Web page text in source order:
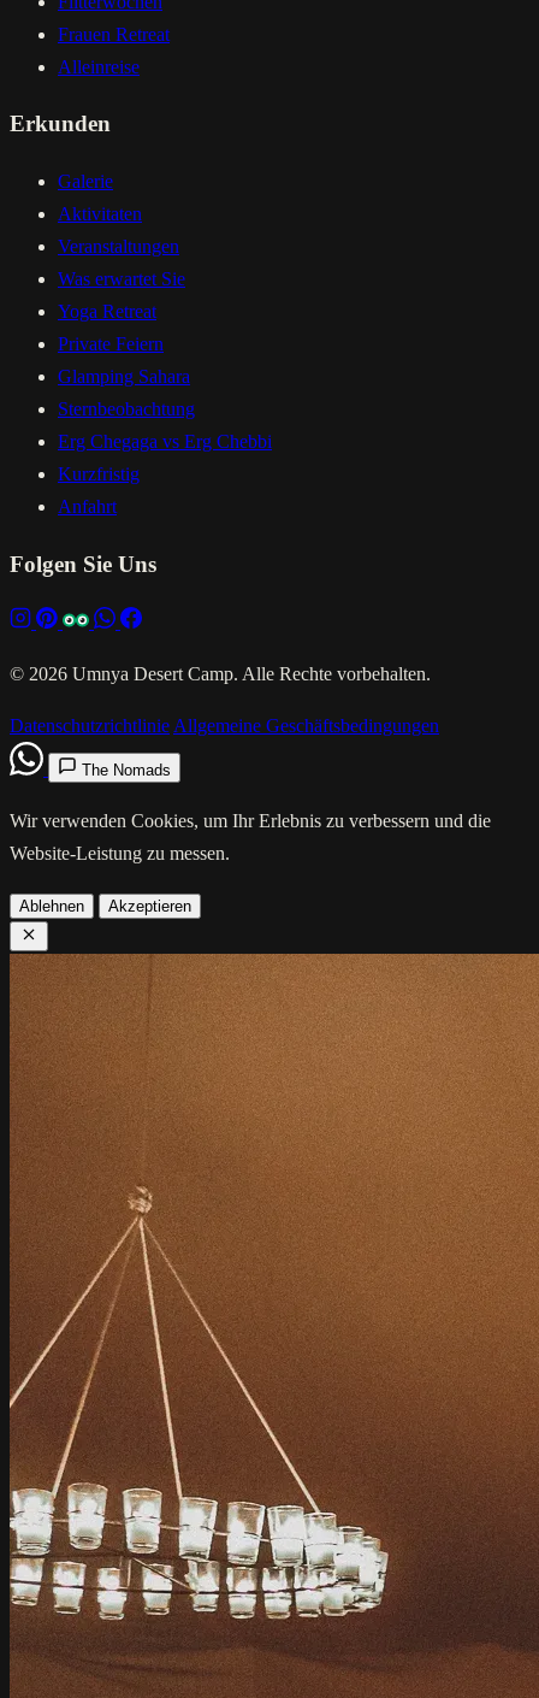
Frauen Retreat
Alleinreise
Erkunden
Galerie
Aktivitaten
Veranstaltungen
Was erwartet Sie
Yoga Retreat
Private Feiern
Glamping Sahara
Sternbeobachtung
Erg Chegaga vs Erg Chebbi
Kurzfristig
Anfahrt
Folgen Sie Uns
© 2026 Umnya Desert Camp. Alle Rechte vorbehalten.
Datenschutzrichtlinie Allgemeine Geschäftsbedingungen
The Nomads
Wir verwenden Cookies, um Ihr Erlebnis zu verbessern und die
Website-Leistung zu messen.
Ablehnen Akzeptieren